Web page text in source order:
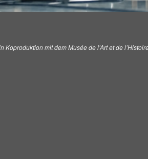
mit dem Musée de l’Art et de